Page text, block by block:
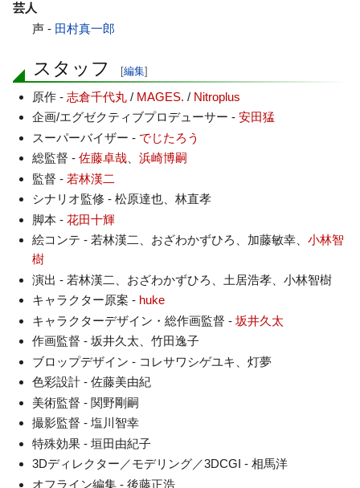
芸人
声 - 田村真一郎
スタッフ [編集]
原作 -志倉千代丸 / MAGES. / Nitroplus
企画/エグゼクティブプロデューサー -安田猛
スーパーバイザー - でじたろう
総監督 -佐藤卓哉 、浜崎博嗣
監督 - 若林漢二
シナリオ監修 - 松原達也、林直孝
脚本 -花田十輝
絵コンテ - 若林漢二、おざわかずひろ、加藤敏幸、小林智
樹
演出 - 若林漢二、おざわかずひろ、土居浩孝、小林智樹
キャラクター原案 - huke
キャラクターデザイン・総作画監督 -坂井久太
作画監督 - 坂井久太、竹田逸子
ブロップデザイン - コレサワシゲユキ、灯夢
色彩設計 - 佐藤美由紀
美術監督 - 関野剛嗣
撮影監督 - 塩川智幸
特殊効果 - 垣田由紀子
3Dディレクター／モデリング／3DCGI - 相馬洋
オフライン編集 - 後藤正浩